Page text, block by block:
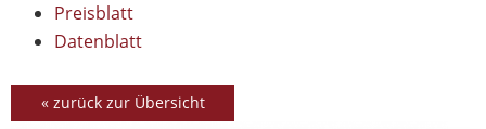
Preisblatt
Datenblatt
« zurück zur Übersicht